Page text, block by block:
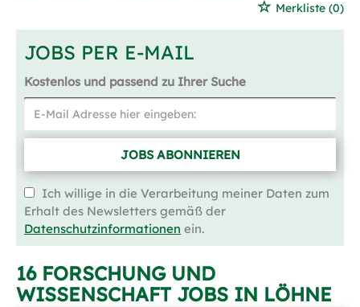
Merkliste (0)
JOBS PER E-MAIL
Kostenlos und passend zu Ihrer Suche
JOBS ABONNIEREN
Ich willige in die Verarbeitung meiner Daten zum
Erhalt des Newsletters gemäß der
Datenschutzinformationen ein.
16 FORSCHUNG UND
WISSENSCHAFT JOBS IN LÖHNE